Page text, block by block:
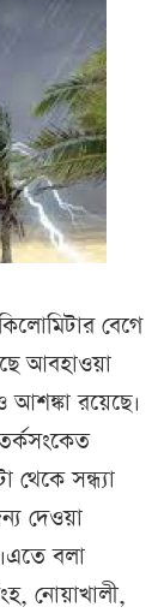
বেগে
আবহাওয়া
আশঙ্কা রয়েছে।
সন্ধ্যা
দেওয়া
বলা
নোয়াখালী,